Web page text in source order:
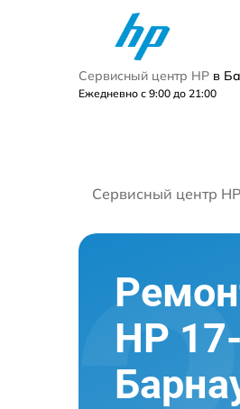
Сервисный центр HP в
Ежедневно с 9:00 до 21:00
Сервисный центр HP
HP